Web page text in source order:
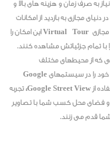
به صرف زمان و هزینه های بالا و
مجازی به بازدید از امکانات
تجهیزات و تخصص های خود دعوت کنید.و همچنین مجازی Virtual Tour این امکان را
با تمام جزئیاتش مشاهده کنند.
که از محیطهای مختلف
عکسبرداری 360 درجه میکنند، امکان بارگزاری تصاویر خود را در سیستمهای Google
Street View و Google Maps داشته باشند.با استفاده از Google Street View، تجربه
و فضای محل کسب شما با تصاویر